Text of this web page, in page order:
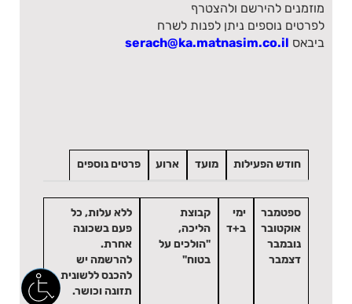
מוזמנים להירשם ולהצטרף
לפרטים נוספים ניתן לפנות לשרח
ביבאס serach@ka.matnasim.co.il
חודש הפעילות מועד ארוע פרטים נוספים
ספטמבר
אוקטובר
נובמבר
דצמבר
ימי
ב+ד
קבוצת
הליכה,
"הולכים על
בטוח"
ללא עלות, כל
פעם בשכונה
אחרת.
להרשמה יש
להכנס ללשונית
תזונה וכושר.